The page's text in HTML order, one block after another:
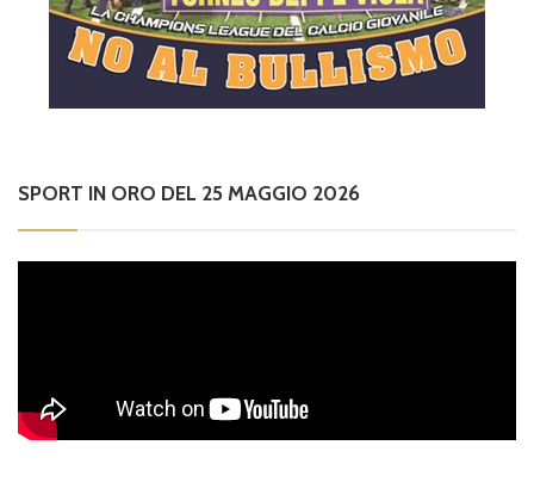
SPORT IN ORO DEL 25 MAGGIO 2026